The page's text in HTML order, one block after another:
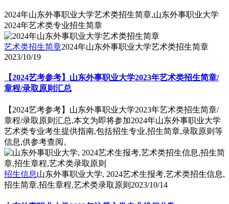
2024年山东外事职业大学艺术类招生简章,山东外事职业大学
2024年艺术类专业招生简章
艺术类招生简章2024年山东外事职业大学艺术类招生简章
2023/10/19
【2024艺考参考】山东外事职业大学2023年艺术类招生简章/
章程/录取原则汇总
【2024艺考参考】山东外事职业大学2023年艺术类招生简章/
章程/录取原则汇总,本文为即将参加2024年山东外事职业大学
艺术类专业考生提供指南,包括招生专业,招生简章,录取原则等
信息,供参考查阅。
招生信息山东外事职业大学, 2024艺术生报考,艺术类招生信息,
招生简章,招生章程,艺术类录取原则 2023/10/14